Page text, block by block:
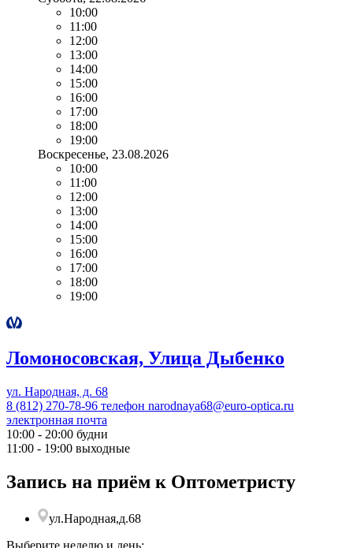
10:00
11:00
12:00
13:00
14:00
15:00
16:00
17:00
18:00
19:00
Воскресенье, 23.08.2026
10:00
11:00
12:00
13:00
14:00
15:00
16:00
17:00
18:00
19:00
Ломоносовская, Улица Дыбенко
ул. Народная, д. 68
8 (812) 270-78-96 телефон narodnaya68@euro-optica.ru
электронная почта
10:00 - 20:00 будни
11:00 - 19:00 выходные
Запись на приём к Оптометристу
ул.Народная,д.68
Выберите неделю и день: